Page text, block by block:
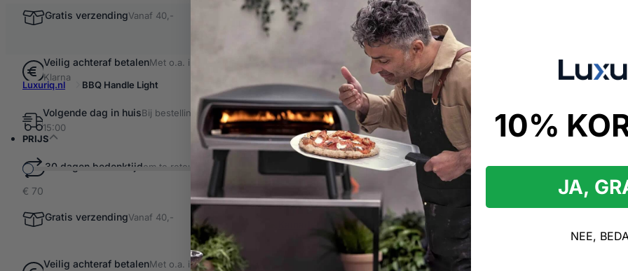
Gratis verzendingVanaf 40,-
Veilig achteraf betalenMet o.a. iDEAL &
Klarna
Volgende dag in huisBij bestellingen voor
15:00
30 dagen bedenktijdom te retourneren
Gratis verzendingVanaf 40,-
Veilig achteraf betalenMet o.a. iDEAL &
Luxuriq.nl BBQ Handle Light
Filter resultaten
PRIJS
€ 70
BBQ Handle Lightkopen
1 product gevonden
BBQ Handle Light Producten
10%
JA,
NEE,